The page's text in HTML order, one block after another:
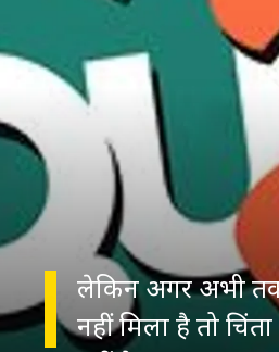
लेकिन अगर अभी
नहीं मिला है तो